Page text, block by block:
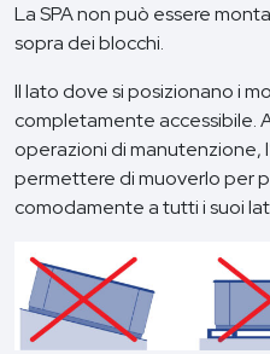
La SPA non può essere
sopra dei blocchi.
Il lato dove si posizionano i
completamente accessibile.
operazioni di manutenzione,
permettere di muoverlo per
comodamente a tutti i suoi